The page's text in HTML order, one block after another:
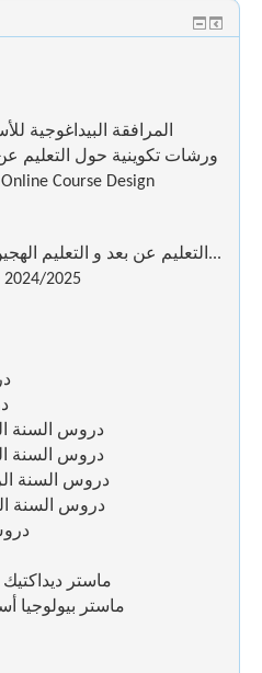
المرافقة البيداغوجية
ورشات تكوينية حول التعليم عن
Course Design
التعليم عن بعد و التعليم الهجين - دعائم لمرافقة ال...
2024/2025
(دروس السنة الثالثة
(دروس السنة الثالثة
(دروس السنة
(دروس السنة
ماستر ديداكتيك
ماستر بيولوجيا